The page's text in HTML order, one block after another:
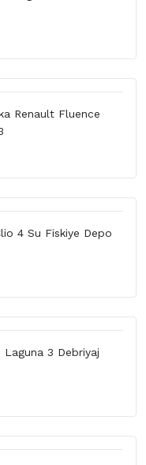
Renault Fluence
4 Su Fiskiye Depo
Laguna 3 Debriyaj